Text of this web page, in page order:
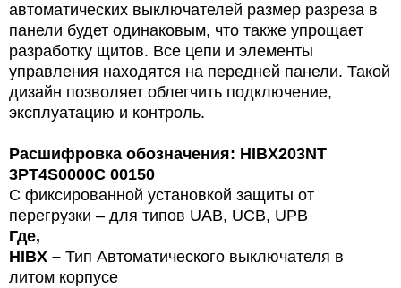
автоматических выключателей размер разреза в
панели будет одинаковым, что также упрощает
разработку щитов. Все цепи и элементы
управления находятся на передней панели. Такой
дизайн позволяет облегчить подключение,
эксплуатацию и контроль.
Расшифровка обозначения: HIBX203NT
3PT4S0000C 00150
С фиксированной установкой защиты от
перегрузки – для типов UAB, UCB, UPB
Где,
HIBX – Тип Автоматического выключателя в
литом корпусе